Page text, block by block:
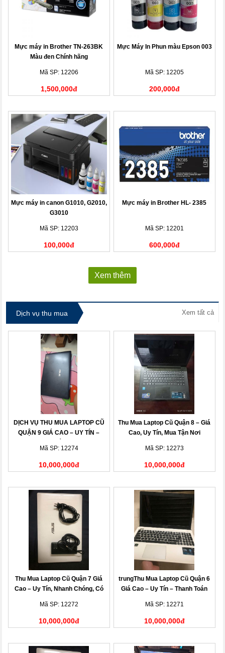
Mực máy in Brother TN-263BK
Màu đen Chính hãng
Mã SP: 12206
1,500,000đ
Mực Máy In Phun màu Epson 003
Mã SP: 12205
200,000đ
Mực máy in canon G1010, G2010,
G3010
Mã SP: 12203
100,000đ
Mực máy in Brother HL- 2385
Mã SP: 12201
600,000đ
Xem thêm
Dịch vụ thu mua Xem tất cả
DỊCH VỤ THU MUA LAPTOP CŨ
QUẬN 9 GIÁ CAO – UY TÍN –
Mã SP: 12274
10,000,000đ
Thu Mua Laptop Cũ Quận 8 – Giá
Cao, Uy Tín, Mua Tận Nơi
Mã SP: 12273
10,000,000đ
Thu Mua Laptop Cũ Quận 7 Giá
Cao – Uy Tín, Nhanh Chóng, Có
Mã SP: 12272
10,000,000đ
trungThu Mua Laptop Cũ Quận 6
Giá Cao – Uy Tín – Thanh Toán
Mã SP: 12271
10,000,000đ